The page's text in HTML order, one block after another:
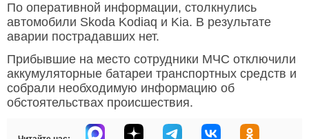
По оперативной информации, столкнулись
автомобили Skoda Kodiaq и Kia. В результате
аварии пострадавших нет.
Прибывшие на место сотрудники МЧС отключили
аккумуляторные батареи транспортных средств и
собрали необходимую информацию об
обстоятельствах происшествия.